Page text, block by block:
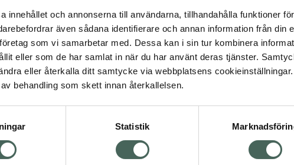
innehållet och annonserna till användarna, tillhandahålla funktioner för
även sådana identifierare och annan information från din
som vi samarbetar med. Dessa kan i sin tur kombinera
eller som de har samlat in när du har använt deras tjänster.
eller återkalla ditt samtycke via webbplatsens
behandling som skett innan återkallelsen.
Statistik
Köp via ditt recept
Aktuella erbjudanden
Visa
Om recept och läkemedel